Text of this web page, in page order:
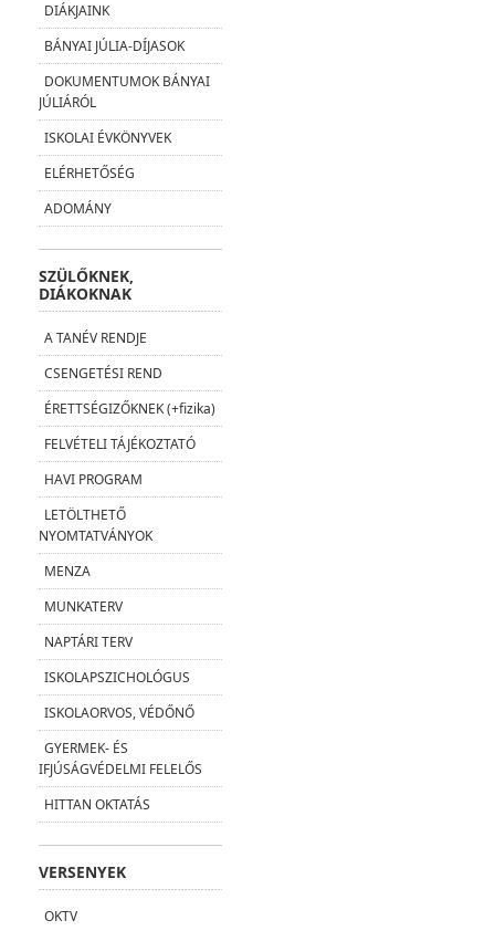
DIÁKJAINK
BÁNYAI JÚLIA-DÍJASOK
DOKUMENTUMOK BÁNYAI
JÚLIÁRÓL
ISKOLAI ÉVKÖNYVEK
ELÉRHETŐSÉG
ADOMÁNY
SZÜLŐKNEK,
DIÁKOKNAK
A TANÉV RENDJE
CSENGETÉSI REND
ÉRETTSÉGIZŐKNEK (+fizika)
FELVÉTELI TÁJÉKOZTATÓ
HAVI PROGRAM
LETÖLTHETŐ
NYOMTATVÁNYOK
MENZA
MUNKATERV
NAPTÁRI TERV
ISKOLAPSZICHOLÓGUS
ISKOLAORVOS, VÉDŐNŐ
GYERMEK- ÉS
IFJÚSÁGVÉDELMI FELELŐS
HITTAN OKTATÁS
VERSENYEK
OKTV